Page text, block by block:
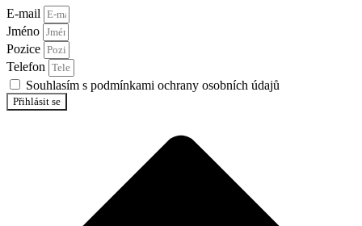
E-mail
Jméno
Pozice
Telefon
Souhlasím s podmínkami ochrany osobních údajů
Přihlásit se